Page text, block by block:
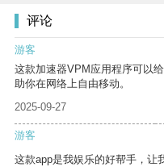
评论
游客
这款加速器VPM应用程序可以
助你在网络上自由移动。
2025-09-27
游客
这款app是我娱乐的好帮手，让